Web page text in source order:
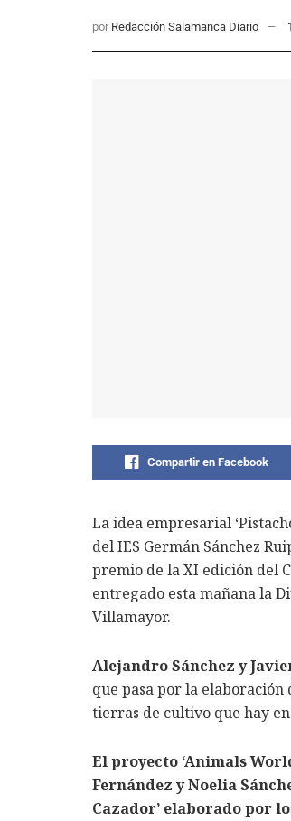
por Redacción Salamanca Diario
Compartir en Facebook
La idea empresarial
del IES Germán Sánchez
premio de la XI edición del
entregado esta mañana la
Villamayor.
Alejandro Sánchez y
que pasa por la elaboración
tierras de cultivo que hay
El proyecto ‘Animals
Fernández y Noelia
Cazador’ elaborado por